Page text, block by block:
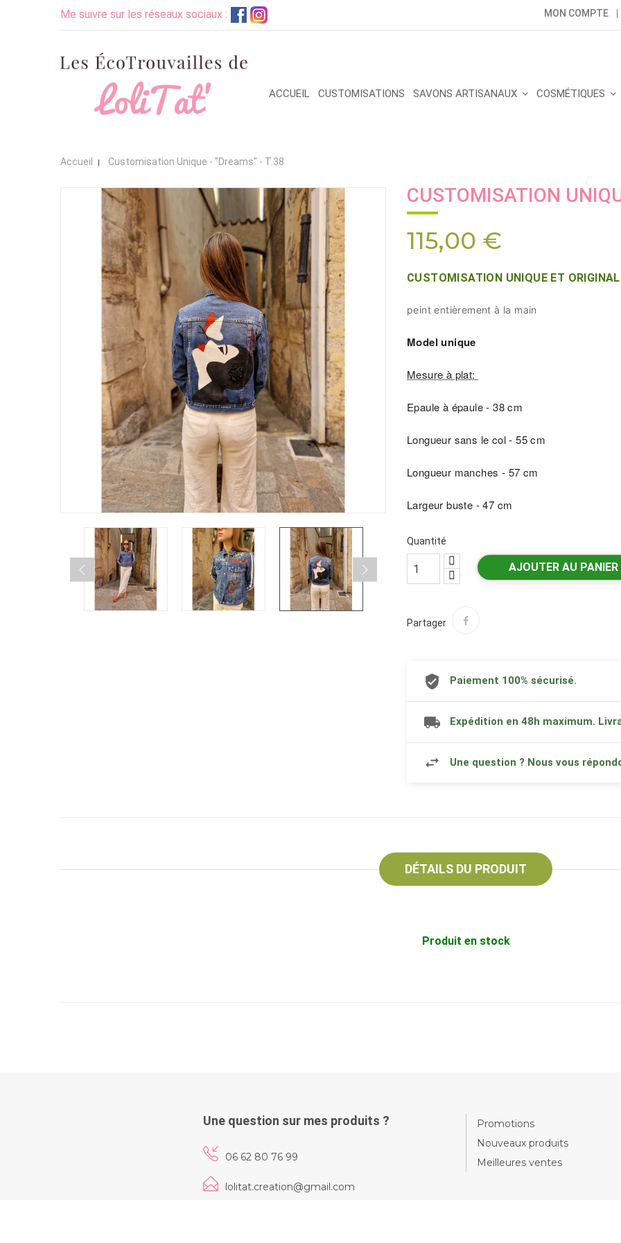
Me suivre sur les réseaux sociaux : MON COMPTE
ACCUEIL CUSTOMISATIONS SAVONS ARTISANAUX COSMÉTIQUES
Accueil Customisation Unique - "Dreams" - T.38
CUSTOMISATION
115,00 €
CUSTOMISATION UNIQUE ET
peint entièrement à la main
Model unique
Mesure à plat:
Epaule à épaule - 38 cm
Longueur sans le col - 55 cm
Longueur manches - 57 cm
Largeur buste - 47 cm
Quantité
AJOUTER AU PANIER
Partager
Paiement 100% sécurisé.
Expédition en 48h maximum.
Une question ? Nous vous
DÉTAILS DU PRODUIT
Produit en stock
Une question sur mes produits ?
06 62 80 76 99
lolitat.creation@gmail.com
Promotions
Nouveaux produits
Meilleures ventes